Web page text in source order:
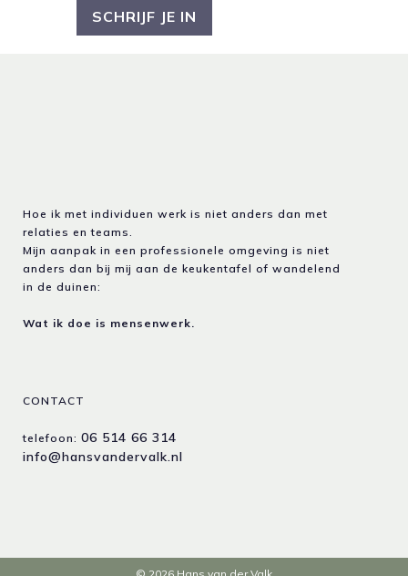
SCHRIJF JE IN
Hoe ik met individuen werk is niet anders dan met
relaties en teams.
Mijn aanpak in een professionele omgeving is niet
anders dan bij mij aan de keukentafel of wandelend
in de duinen:
Wat ik doe is mensenwerk.
CONTACT
telefoon: 06 514 66 314
info@hansvandervalk.nl